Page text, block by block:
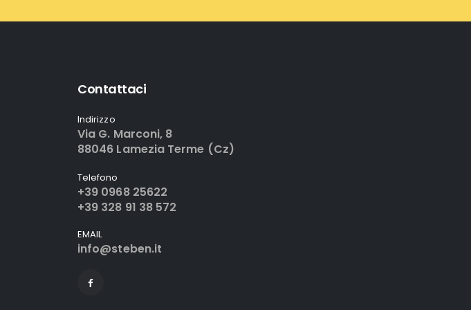
Contattaci
Indirizzo
Via G. Marconi, 8
88046 Lamezia Terme (Cz)
Telefono
+39 0968 25622
+39 328 91 38 572
EMAIL
info@steben.it